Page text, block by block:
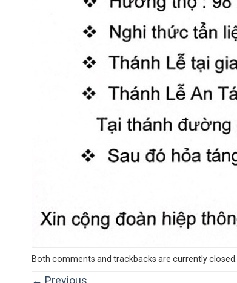
Both comments and trackbacks are currently closed.
← Previous